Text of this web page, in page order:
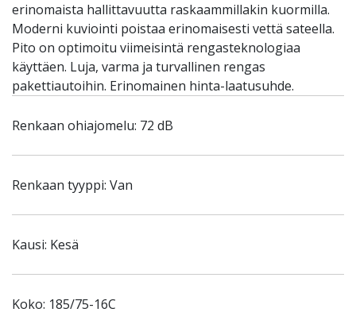
erinomaista hallittavuutta raskaammillakin kuormilla.
Moderni kuviointi poistaa erinomaisesti vettä sateella.
Pito on optimoitu viimeisintä rengasteknologiaa
käyttäen. Luja, varma ja turvallinen rengas
pakettiautoihin. Erinomainen hinta-laatusuhde.
Renkaan ohiajomelu: 72 dB
Renkaan tyyppi: Van
Kausi: Kesä
Koko: 185/75-16C